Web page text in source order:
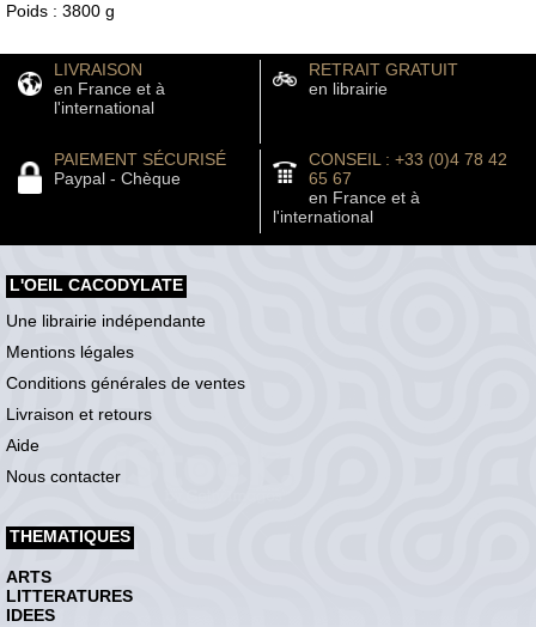
Poids : 3800 g
LIVRAISON
en France et à
l'international
RETRAIT GRATUIT
en librairie
PAIEMENT SÉCURISÉ
Paypal - Chèque
CONSEIL : +33 (0)4 78 42
65 67
en France et à
l'international
L'OEIL CACODYLATE
Une librairie indépendante
Mentions légales
Conditions générales de ventes
Livraison et retours
Aide
Nous contacter
THEMATIQUES
ARTS
LITTERATURES
IDEES